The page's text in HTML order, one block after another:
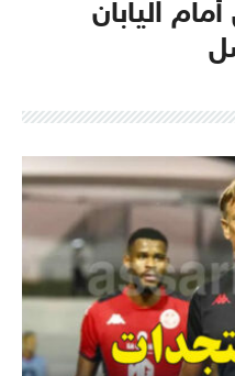
اليابان